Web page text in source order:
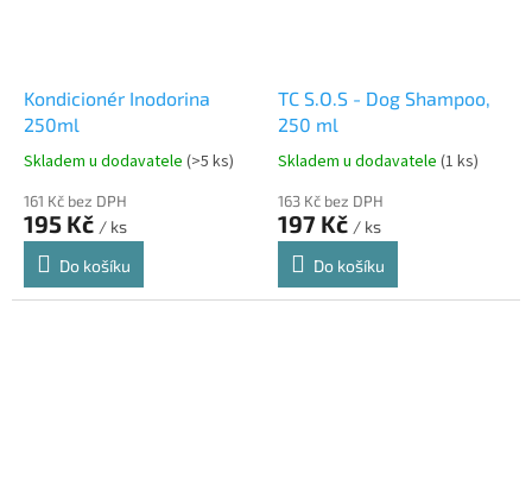
Kondicionér Inodorina
250ml
Skladem u dodavatele (>5 ks)
161 Kč bez DPH
195 Kč / ks
Do košíku
TC S.O.S - Dog Shampoo,
250 ml
Skladem u dodavatele (1 ks)
163 Kč bez DPH
197 Kč / ks
Do košíku